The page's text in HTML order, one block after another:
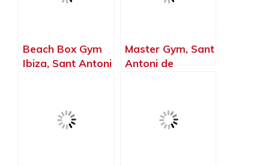
Beach Box Gym
Ibiza, Sant Antoni
Master Gym, Sant
Antoni de